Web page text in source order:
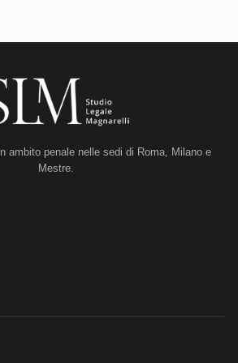
ambito penale nelle sedi di Roma, Milano e
Mestre.